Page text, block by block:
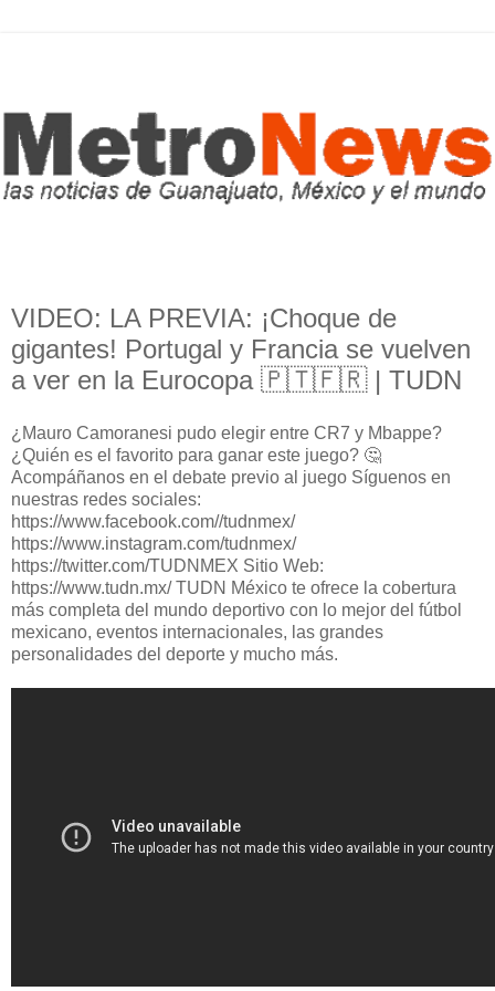
VIDEO: LA PREVIA: ¡Choque de
gigantes! Portugal y Francia se vuelven
a ver en la Eurocopa 🇵🇹🇫🇷 | TUDN
¿Mauro Camoranesi pudo elegir entre CR7 y Mbappe?
¿Quién es el favorito para ganar este juego? 🤔
Acompáñanos en el debate previo al juego Síguenos en
nuestras redes sociales:
https://www.facebook.com//tudnmex/
https://www.instagram.com/tudnmex/
https://twitter.com/TUDNMEX Sitio Web:
https://www.tudn.mx/ TUDN México te ofrece la cobertura
más completa del mundo deportivo con lo mejor del fútbol
mexicano, eventos internacionales, las grandes
personalidades del deporte y mucho más.